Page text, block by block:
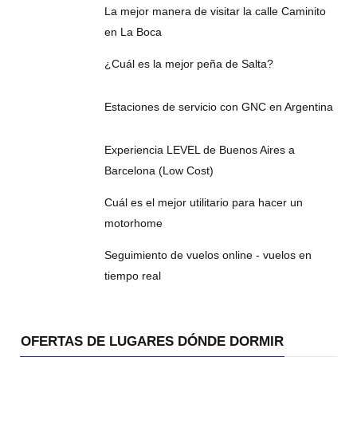
La mejor manera de visitar la calle Caminito
en La Boca
¿Cuál es la mejor peña de Salta?
Estaciones de servicio con GNC en Argentina
Experiencia LEVEL de Buenos Aires a
Barcelona (Low Cost)
Cuál es el mejor utilitario para hacer un
motorhome
Seguimiento de vuelos online - vuelos en
tiempo real
OFERTAS DE LUGARES DÓNDE DORMIR